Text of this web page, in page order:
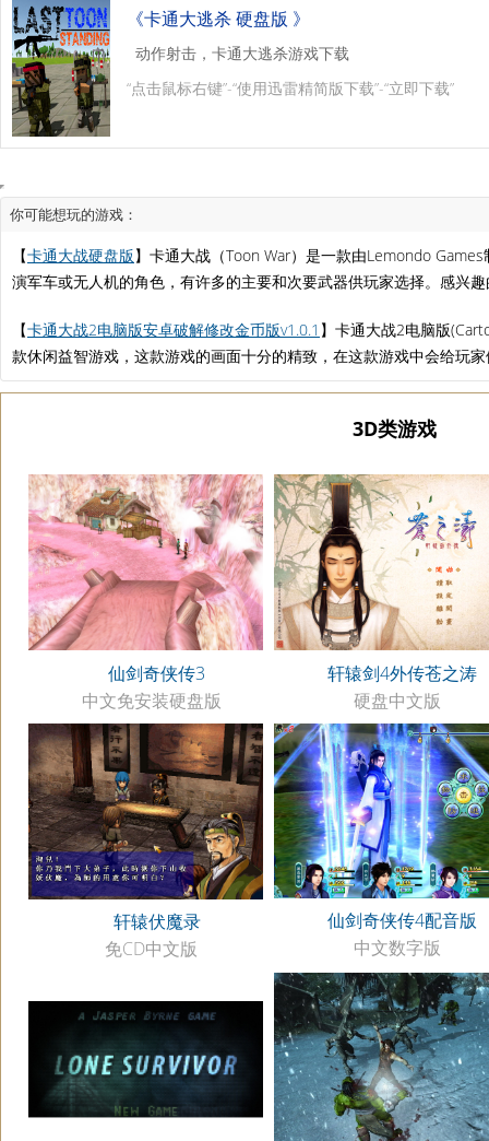
《卡通大逃杀 硬盘版 》
动作射击，卡通大逃杀游戏下载
“点击鼠标右键”-“使用迅雷精简版下载”-“立即下载”
你可能想玩的游戏：
【卡通大战硬盘版】卡通大战（Toon War）是一款由Lemondo
演军车或无人机的角色，有许多的主要和次要武器供玩家选择。感兴
【卡通大战2电脑版安卓破解修改金币版v1.0.1 】卡通大战2电脑版
款休闲益智游戏，这款游戏的画面十分的精致，在这款游戏中会给玩
3D类游戏
仙剑奇侠传3
中文免安装硬盘版
轩辕剑4外传苍之涛
硬盘中文版
轩辕伏魔录
免CD中文版
仙剑奇侠传4配音版
中文数字版